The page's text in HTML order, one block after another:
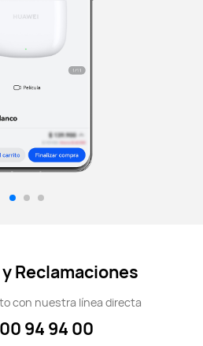
Reclamaciones
con nuestra línea directa
94 94 00